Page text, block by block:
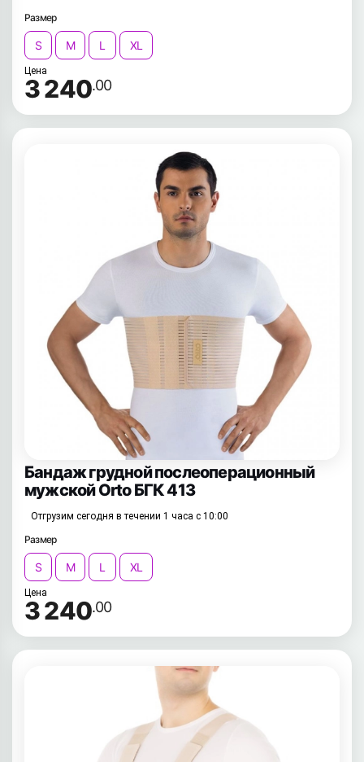
Размер
S M L XL
Цена
3 240.00
Бандаж грудной послеоперационный
мужской Orto БГК 413
Отгрузим сегодня в течении 1 часа с 10:00
Размер
S M L XL
Цена
3 240.00